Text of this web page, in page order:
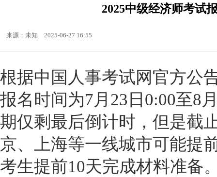
2025中级经济师考试
来源：未知 2025-06-27 16:55
根据中国人事考试网官方公
报名时间为7月23日0:00至8
期仅剩最后倒计时，但是截
京、上海等一线城市可能提
考生提前10天完成材料准备